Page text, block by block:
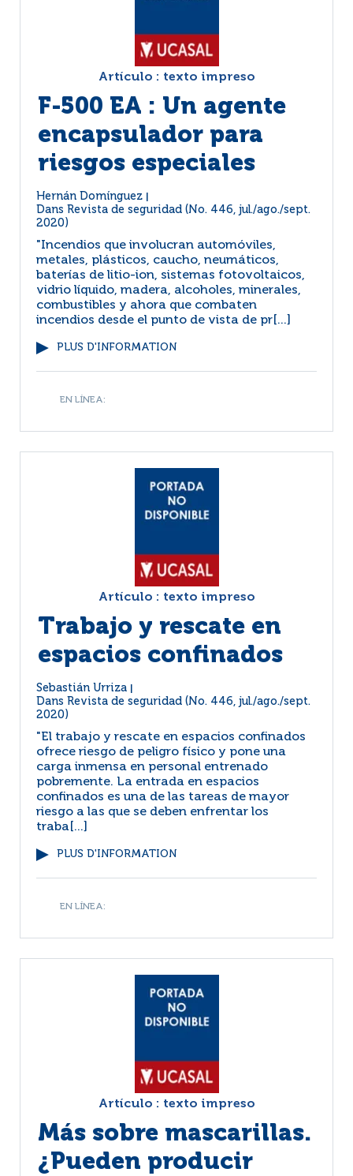
Artículo : texto impreso
F-500 EA : Un agente
encapsulador para
riesgos especiales
Hernán Domínguez
Dans Revista de seguridad (No. 446, jul./ago./sept.
2020)
"Incendios que involucran automóviles,
metales, plásticos, caucho, neumáticos,
baterías de litio-ion, sistemas fotovoltaicos,
vidrio líquido, madera, alcoholes, minerales,
combustibles y ahora que combaten
incendios desde el punto de vista de pr[...]
PLUS D'INFORMATION
EN LÍNEA:
Artículo : texto impreso
Trabajo y rescate en
espacios confinados
Sebastián Urriza
Dans Revista de seguridad (No. 446, jul./ago./sept.
2020)
"El trabajo y rescate en espacios confinados
ofrece riesgo de peligro físico y pone una
carga inmensa en personal entrenado
pobremente. La entrada en espacios
confinados es una de las tareas de mayor
riesgo a las que se deben enfrentar los
traba[...]
PLUS D'INFORMATION
EN LÍNEA:
Artículo : texto impreso
Más sobre mascarillas.
¿Pueden producir